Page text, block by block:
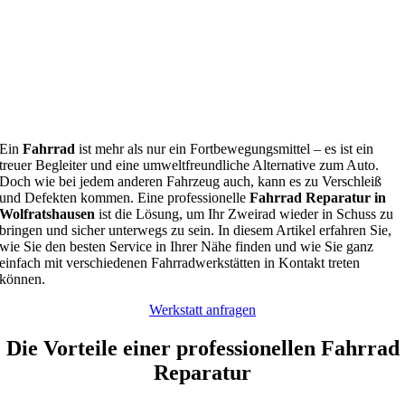
EinFahrrad ist mehr als nur ein Fortbewegungsmittel – es ist ein
treuer Begleiter und eine umweltfreundliche Alternative zum Auto.
Doch wie bei jedem anderen Fahrzeug auch, kann es zu Verschleiß
und Defekten kommen. Eine professionelleFahrrad Reparatur in
Wolfratshausen ist die Lösung, um Ihr Zweirad wieder in Schuss zu
bringen und sicher unterwegs zu sein. In diesem Artikel erfahren Sie,
wie Sie den besten Service in Ihrer Nähe finden und wie Sie ganz
einfach mit verschiedenen Fahrradwerkstätten in Kontakt treten
können.
Werkstatt anfragen
Die Vorteile einer professionellen Fahrrad
Reparatur